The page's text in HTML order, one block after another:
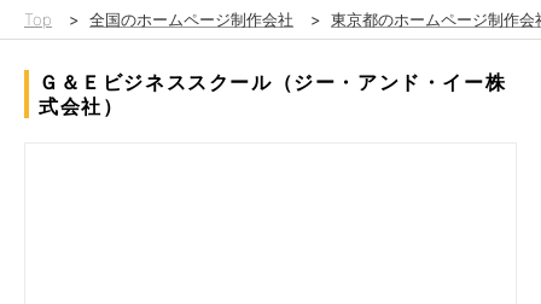
Top > 全国のホームページ制作会社 > 東京都のホームページ制作会
Ｇ＆Ｅビジネススクール（ジー・アンド・イー株
式会社）